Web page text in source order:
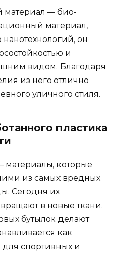
— био-
материал,
он
и
видом. Благодаря
из него отлично
уличного стиля.
пластика
материалы, которые
из самых вредных
Сегодня их
в новые ткани.
бутылок делают
как
спортивных и